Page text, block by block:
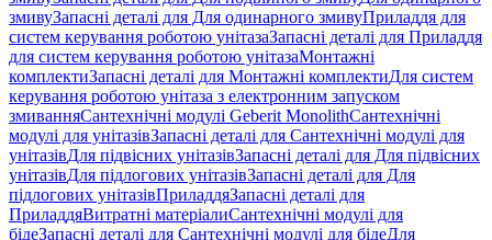
змивуЗапасні деталі для Для одинарного змивуПриладдя для
систем керування роботою унітазаЗапасні деталі для Приладдя
для систем керування роботою унітазаМонтажні
комплектиЗапасні деталі для Монтажні комплектиДля систем
керування роботою унітаза з електронним запуском
змиванняСантехнічні модулі Geberit MonolithСантехнічні
модулі для унітазівЗапасні деталі для Сантехнічні модулі для
унітазівДля підвісних унітазівЗапасні деталі для Для підвісних
унітазівДля підлогових унітазівЗапасні деталі для Для
підлогових унітазівПриладдяЗапасні деталі для
ПриладдяВитратні матеріалиСантехнічні модулі для
бідеЗапасні деталі для Сантехнічні модулі для бідеДля